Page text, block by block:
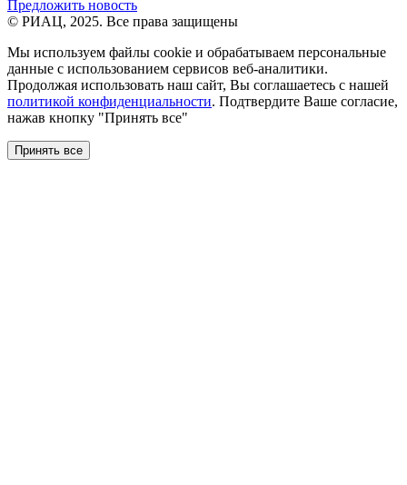
Предложить новость
© РИАЦ, 2025. Все права защищены
Мы используем файлы сookie и обрабатываем персональные
данные с использованием сервисов веб-аналитики.
Продолжая использовать наш сайт, Вы соглашаетесь с нашей
политикой конфиденциальности. Подтвердите Ваше согласие,
нажав кнопку "Принять все"
Принять все